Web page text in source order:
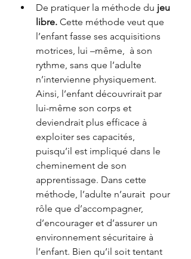
De pratiquer la méthode du jeu
libre. Cette méthode veut que
l’enfant fasse ses acquisitions
motrices, lui –même,  à son
rythme, sans que l’adulte
n’intervienne physiquement.
Ainsi, l’enfant découvrirait par
lui-même son corps et
deviendrait plus efficace à
exploiter ses capacités,
puisqu’il est impliqué dans le
cheminement de son
apprentissage. Dans cette
méthode, l’adulte n’aurait  pour
rôle que d’accompagner,
d’encourager et d’assurer un
environnement sécuritaire à
l’enfant. Bien qu’il soit tentant